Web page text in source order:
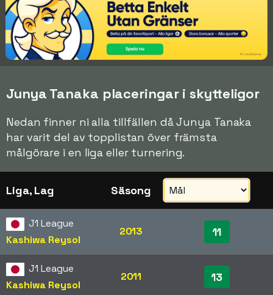
Junya Tanaka placeringar i skytteligor
Nedan finner ni alla tillfällen då Junya Tanaka
har varit del av topplistan över främsta
målgörare i en liga eller turnering.
Liga, Lag Säsong
J1 League
Kashiwa Reysol
2013 11
J1 League
Kashiwa Reysol
2011 13